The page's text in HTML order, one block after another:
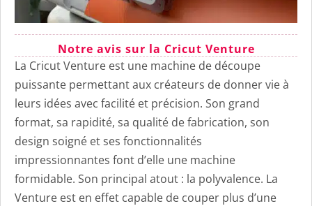
Notre avis sur la Cricut Venture
La Cricut Venture est une machine de découpe
puissante permettant aux créateurs de donner vie à
leurs idées avec facilité et précision. Son grand
format, sa rapidité, sa qualité de fabrication, son
design soigné et ses fonctionnalités
impressionnantes font d’elle une machine
formidable. Son principal atout : la polyvalence. La
Venture est en effet capable de couper plus d’une